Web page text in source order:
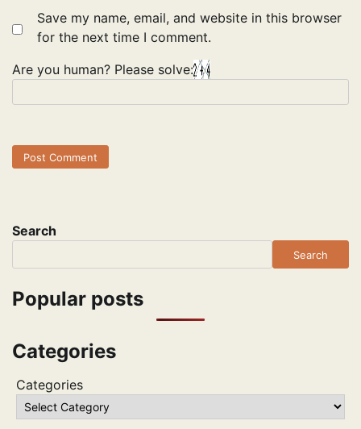
Save my name, email, and website in this browser
for the next time I comment.
Are you human? Please solve:
Search
Search
Popular posts
Categories
Categories